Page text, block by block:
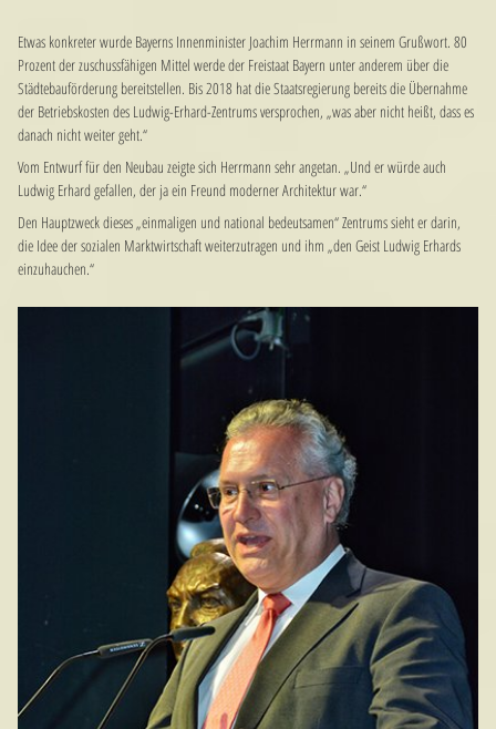
Etwas konkreter wurde Bayerns Innenminister Joachim Herrmann in seinem Grußwort. 80
Prozent der zuschussfähigen Mittel werde der Freistaat Bayern unter anderem über die
Städtebauförderung bereitstellen. Bis 2018 hat die Staatsregierung bereits die Übernahme
der Betriebskosten des Ludwig-Erhard-Zentrums versprochen, „was aber nicht heißt, dass es
danach nicht weiter geht.“
Vom Entwurf für den Neubau zeigte sich Herrmann sehr angetan. „Und er würde auch
Ludwig Erhard gefallen, der ja ein Freund moderner Architektur war.“
Den Hauptzweck dieses „einmaligen und national bedeutsamen“ Zentrums sieht er darin,
die Idee der sozialen Marktwirtschaft weiterzutragen und ihm „den Geist Ludwig Erhards
einzuhauchen.“